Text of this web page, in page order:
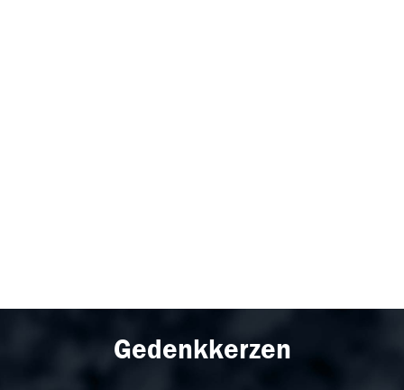
Gedenkkerzen